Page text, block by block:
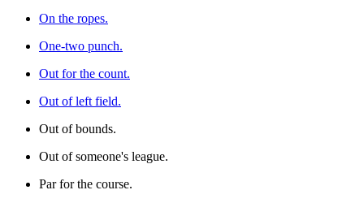
On the ropes.
One-two punch.
Out for the count.
Out of left field.
Out of bounds.
Out of someone's league.
Par for the course.